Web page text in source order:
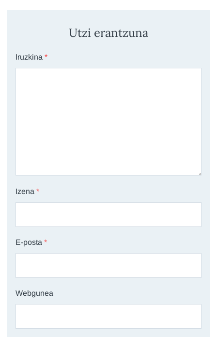
Utzi erantzuna
Iruzkina *
Izena *
E-posta *
Webgunea